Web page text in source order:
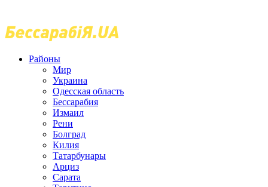
Районы
Мир
Украина
Одесская область
Бессарабия
Измаил
Рени
Болград
Килия
Татарбунары
Арциз
Сарата